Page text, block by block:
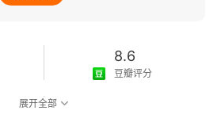
8.6
豆瓣评分
展开全部